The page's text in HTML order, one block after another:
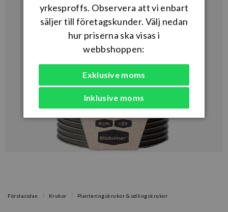
Förstasidan Krukor Planteringskrukor & odlingskrukor
yrkesproffs. Observera att vi enbart
säljer till företagskunder. Välj nedan
hur priserna ska visas i
webbshoppen:
Exklusive moms
Inklusive moms